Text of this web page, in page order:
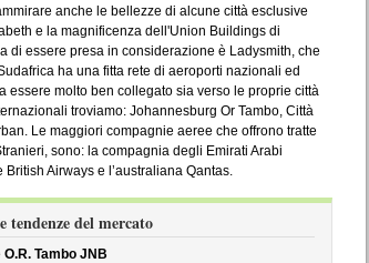
anche le bellezze di alcune città esclusive
e la magnificenza dell'Union Buildings di
di essere presa in considerazione è Ladysmith, che
ha una fitta rete di aeroporti nazionali ed
molto ben collegato sia verso le proprie città
troviamo: Johannesburg Or Tambo, Città
Le maggiori compagnie aeree che offrono tratte
sono: la compagnia degli Emirati Arabi
Airways e l’australiana Qantas.
tendenze del mercato
O.R. Tambo JNB